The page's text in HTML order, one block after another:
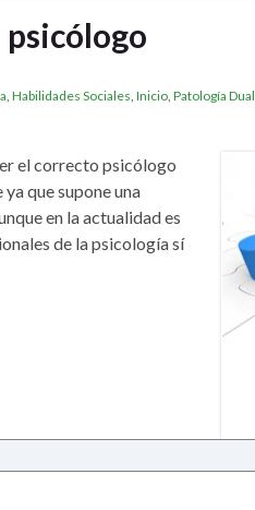
psicólogo
Habilidades Sociales Inicio Patología Dual
el correcto psicólogo
que supone una
en la actualidad es
de la psicología sí